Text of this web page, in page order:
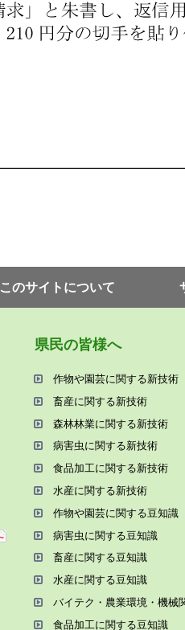
このサイトについて
県⺠の皆様へ
作物や園芸に関する新技術
畜産に関する新技術
森林林業に関する新技術
病害⾍に関する新技術
⾷品加⼯に関する新技術
⽔産に関する新技術
作物や園芸に関する⾖知識
病害⾍に関する⾖知識
畜産に関する⾖知識
⽔産に関する⾖知識
バイテク・農業環境・機械
⾷品加⼯に関する⾖知識